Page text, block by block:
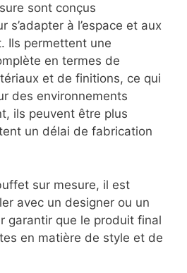
sont conçus
s’adapter à l’espace et aux
Ils permettent une
en termes de
et de finitions, ce qui
des environnements
ils peuvent être plus
un délai de fabrication
sur mesure, il est
avec un designer ou un
garantir que le produit final
en matière de style et de